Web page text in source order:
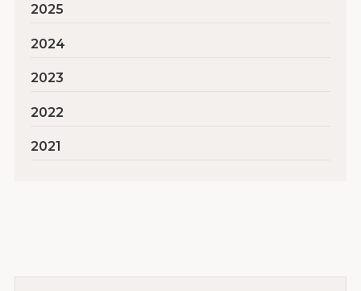
2025
2024
2023
2022
2021